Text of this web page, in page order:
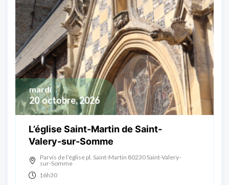
20 octobre, 2026
mardi
L’église Saint-Martin de Saint-
Valery-sur-Somme
Parvis de l’église pl. Saint-Martin 80230 Saint-Valery-
sur-Somme
16h30